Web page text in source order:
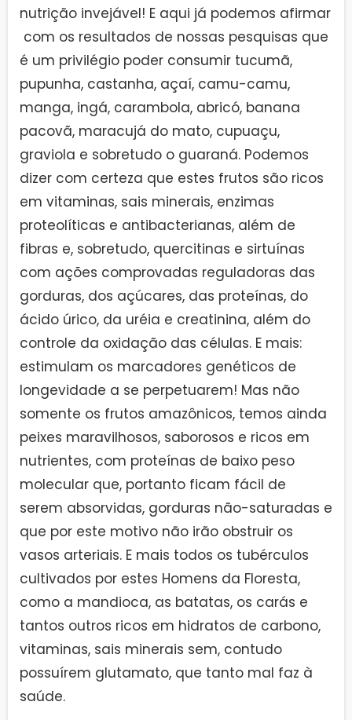
nutrição invejável! E aqui já podemos afirmar
com os resultados de nossas pesquisas que
é um privilégio poder consumir tucumã,
pupunha, castanha, açaí, camu-camu,
manga, ingá, carambola, abricó, banana
pacovã, maracujá do mato, cupuaçu,
graviola e sobretudo o guaraná. Podemos
dizer com certeza que estes frutos são ricos
em vitaminas, sais minerais, enzimas
proteolíticas e antibacterianas, além de
fibras e, sobretudo, quercitinas e sirtuínas
com ações comprovadas reguladoras das
gorduras, dos açúcares, das proteínas, do
ácido úrico, da uréia e creatinina, além do
controle da oxidação das células. E mais:
estimulam os marcadores genéticos de
longevidade a se perpetuarem! Mas não
somente os frutos amazônicos, temos ainda
peixes maravilhosos, saborosos e ricos em
nutrientes, com proteínas de baixo peso
molecular que, portanto ficam fácil de
serem absorvidas, gorduras não-saturadas e
que por este motivo não irão obstruir os
vasos arteriais. E mais todos os tubérculos
cultivados por estes Homens da Floresta,
como a mandioca, as batatas, os carás e
tantos outros ricos em hidratos de carbono,
vitaminas, sais minerais sem, contudo
possuírem glutamato, que tanto mal faz à
saúde.